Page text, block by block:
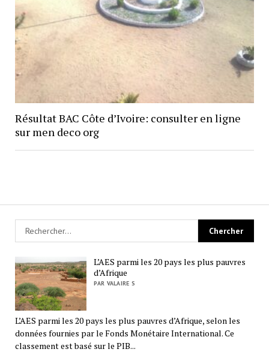
Résultat BAC Côte d’Ivoire: consulter en ligne
sur men deco org
L’AES parmi les 20 pays les plus pauvres
d’Afrique
PAR VALAIRE S
L’AES parmi les 20 pays les plus pauvres d’Afrique, selon les
données fournies par le Fonds Monétaire International. Ce
classement est basé sur le PIB...